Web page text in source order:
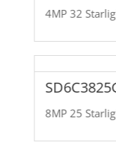
4MP 32
8MP 25